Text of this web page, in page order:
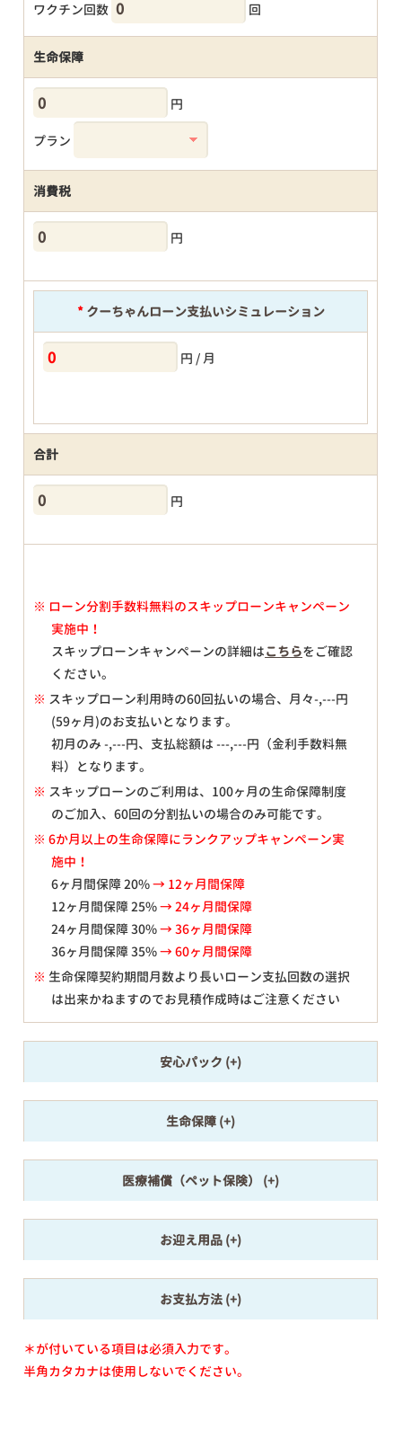
ワクチン回数
回
生命保障
円
プラン
消費税
円
*クーちゃんローン支払いシミュレーション
円 / 月
合計
円
※ ローン分割手数料無料のスキップローンキャンペーン
実施中！
スキップローンキャンペーンの詳細はこちらをご確認
ください。
※ スキップローン利用時の60回払いの場合、月々-,---円
(59ヶ月)のお支払いとなります。
初月のみ-,---円、支払総額は---,---円（金利手数料無
料）となります。
※ スキップローンのご利用は、100ヶ月の生命保障制度
のご加入、60回の分割払いの場合のみ可能です。
※ 6か月以上の生命保障にランクアップキャンペーン実
施中！
6ヶ月間保障 20%→ 12ヶ月間保障
12ヶ月間保障 25%→ 24ヶ月間保障
24ヶ月間保障 30%→ 36ヶ月間保障
36ヶ月間保障 35%→ 60ヶ月間保障
※ 生命保障契約期間月数より長いローン支払回数の選択
は出来かねますのでお見積作成時はご注意ください
安心パック
生命保障
医療補償（ペット保険）
お迎え用品
お支払方法
＊が付いている項目は必須入力です。
半角カタカナは使用しないでください。